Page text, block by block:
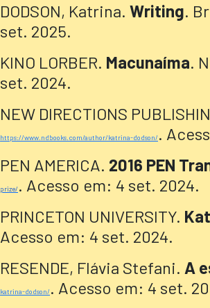
DODSON, Katrina. Writing.
set. 2025.
KINO LORBER. Macunaíma.
set. 2024.
NEW DIRECTIONS
https://www.ndbooks.com/author/katrina-dodson/.
PEN AMERICA. 2016 PEN
prize/. Acesso em: 4 set. 2024.
PRINCETON UNIVERSITY.
Acesso em: 4 set. 2024.
RESENDE, Flávia Stefani. A
katrina-dodson/. Acesso em: 4 set.